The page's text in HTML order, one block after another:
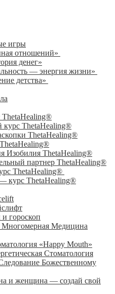
игры
отношений»
денег»
— энергия жизни»
детства»
ThetaHealing®
ThetaHealing®
ThetaHealing®
Изобилия ThetaHealing®
партнер ThetaHealing®
ThetaHealing®
курс ThetaHealing®
гороскоп
Многомерная Медицина
«Happy Mouth»
Cтоматология
Божественному
и женщина — создай свой